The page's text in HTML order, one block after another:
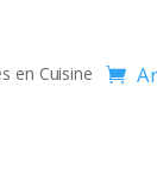
en Cuisine